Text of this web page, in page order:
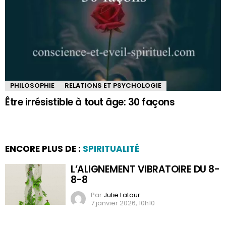
PHILOSOPHIE RELATIONS ET PSYCHOLOGIE
Être irrésistible à tout âge: 30 façons
ENCORE PLUS DE : SPIRITUALITÉ
L’ALIGNEMENT VIBRATOIRE DU 8-
8-8
Par Julie Latour
7 janvier 2026, 10h10